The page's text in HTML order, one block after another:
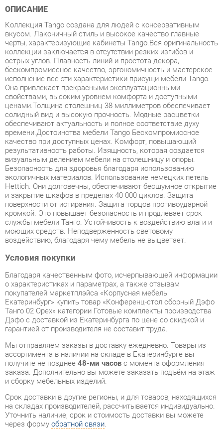
вкусом. Лаконичный стиль и высокое качество главные
черты, характеризующие кабинеты Tango.Вся оригинальность
коллекции заключается в отсутствии резких изгибов и
острых углов. Плавность линий и простота декора,
бескомпромиссное качество, эргономичность и мастерское
исполнение все эти характеристики присущи мебели Tango.
Она привлекает прекрасными эксплуатационными
свойствами, высоким уровнем комфорта и доступными
ценами.Толщина столешниц 38 миллиметров обеспечивает
солидный вид и высокую прочность. Модные расцветки
обеспечивают актуальность и полное соответствие духу
времени.Достоинства мебели Tango Бескомпромиссное
качество при доступных ценах. Комфорт, повышающий
результативность работы. Изящность, которая создается
визуальным делением мебели на столешницу и опоры.
Безопасность для здоровья благодаря использованию
экологичных материалов. Использование немецких петель
Hettich. Они долговечны, обеспечивают бесшумное открытие
и закрытие шкафов в пределах 40 000 циклов. Защита
поверхности от истирания. Защита торцов противоударной
кромкой. Это повышает безопасность и продлевает срок
службы мебели Танго. Устойчивость к воздействию влаги и
моющих средств. Неподверженность световому
воздействию, благодаря чему мебель не выцветает.
Условия покупки
Благодаря качественным фото, исчерпывающей информации
о характеристиках и параметрах, а также отзывам
покупателей маркетплэйса «Корпусная мебель
Екатеринбург» купить товар «Конференц-стол сборный Дэфо
Танго 02 Орех» категории Готовые комплекты производства
Дэфо с доставкой из Екатеринбурга по цене со скидкой и
гарантией от производителя не составит труда.
Мы отправляем заказы в доставку ежедневно. Товары из
ассортимента в наличии на складе в Екатеринбурге вы
получите не позднее48-ми часовс момента оформления
заказа. Дополнительно вы можете заказать подъём на этаж
Срок доставки в другие регионы, и для товаров, находящихся
на складах производителей, рассчитывается индивидуально.
Уточнить наличие, срок и стоимость доставки вы можете
через формуобратной связи.
В любой момент до передачи заказа в доставку, а также в
течение 7-ми дней после получения заказа вы можете
изменить выборили принять решение об отказе от покупки.
Несмотря на качественную упаковку, готовые комплекты